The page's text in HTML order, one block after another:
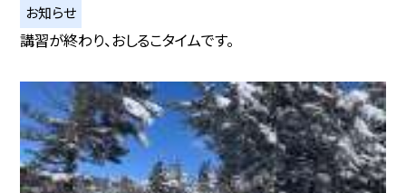
お知らせ
講習が終わり、おしるこタイムです。